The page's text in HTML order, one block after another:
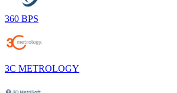
360 BPS
3C METROLOGY